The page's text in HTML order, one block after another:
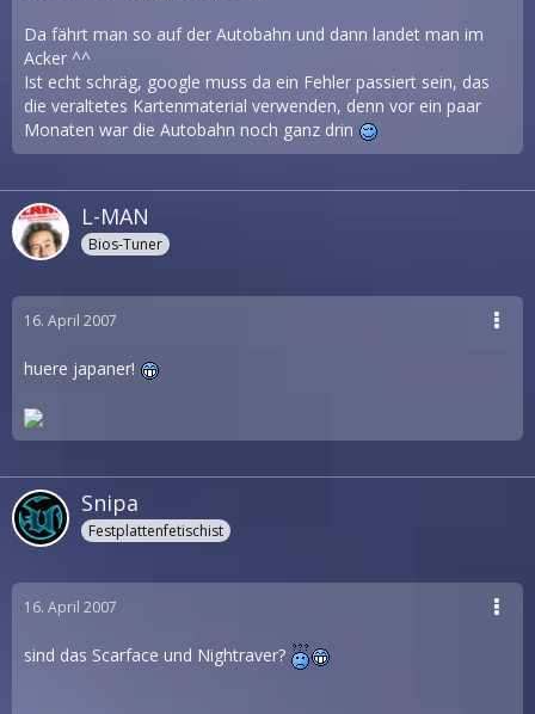
Da fährt man so auf der Autobahn und dann landet man im
Acker ^^
Ist echt schräg, google muss da ein Fehler passiert sein, das
die veraltetes Kartenmaterial verwenden, denn vor ein paar
Monaten war die Autobahn noch ganz drin
L-MAN
Bios-Tuner
16. April 2007
huere japaner!
Snipa
Festplattenfetischist
16. April 2007
sind das Scarface und Nightraver?